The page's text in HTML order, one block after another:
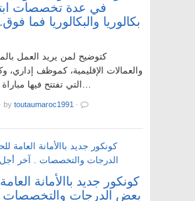
في عدة تخصصات
بكالوريا والبكالوريا فما
كتوضيح لمن يريد العمل
والعمالات الإقليمية، كموظف
التي تفتتح فيها مباراة للتباري بشأنها من…
· by toutaumaroc1991 ·
كونكور جديد باالأمانة
بعض الدرجات والتخصصات